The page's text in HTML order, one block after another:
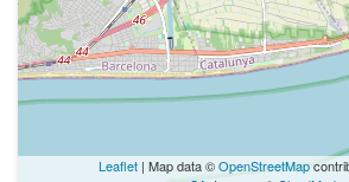
Leaflet | Map data ©OpenStreetMap